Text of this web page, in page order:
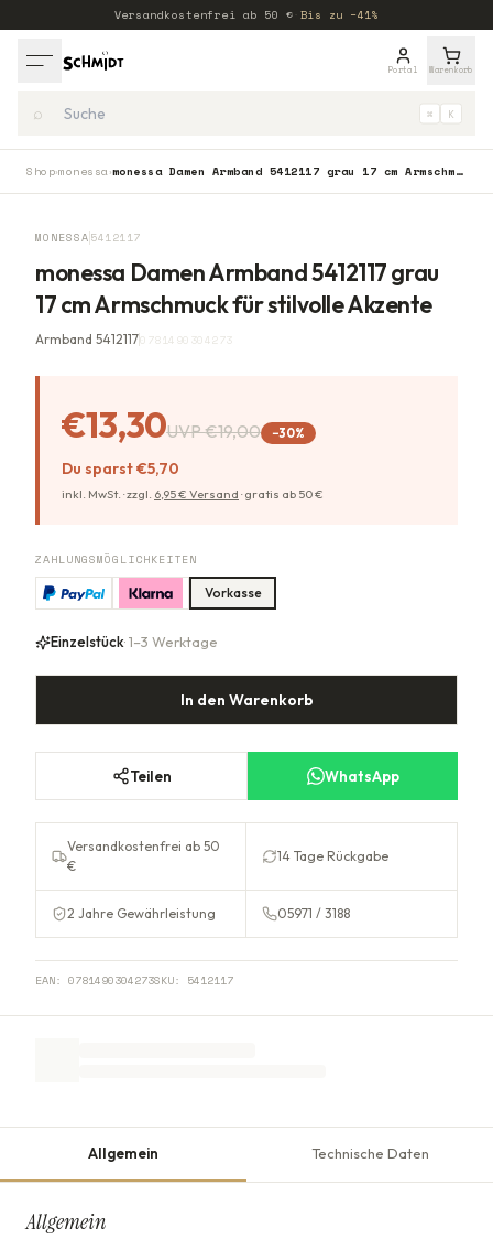
Versandkostenfrei ab 50 € Bis zu −41%
Portal Warenkorb
⌕ ⌘ K
Shop›monessa› monessa Damen Armband 5412117 grau 17 cm Armschmuck für stilvolle Akzente
MONESSA 5412117
monessa Damen Armband 5412117 grau
17 cm Armschmuck für stilvolle Akzente
Armband 54121170781490304273
€13,30UVP€19,00 −30%
Du sparst€5,70
inkl. MwSt. ·zzgl. 6,95€ Versand ·gratis ab 50€
ZAHLUNGSMÖGLICHKEITEN
Vorkasse
Einzelstück· 1–3 Werktage
In den Warenkorb
Teilen WhatsApp
Versandkostenfrei ab 50
€
14 Tage Rückgabe
2 Jahre Gewährleistung 05971 / 3188
EAN: 0781490304273SKU: 5412117
Allgemein Technische Daten
Allgemein